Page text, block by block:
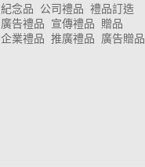
紀念品 公司禮品 禮品訂造
廣告禮品 宣傳禮品 贈品
企業禮品 推廣禮品 廣告贈品